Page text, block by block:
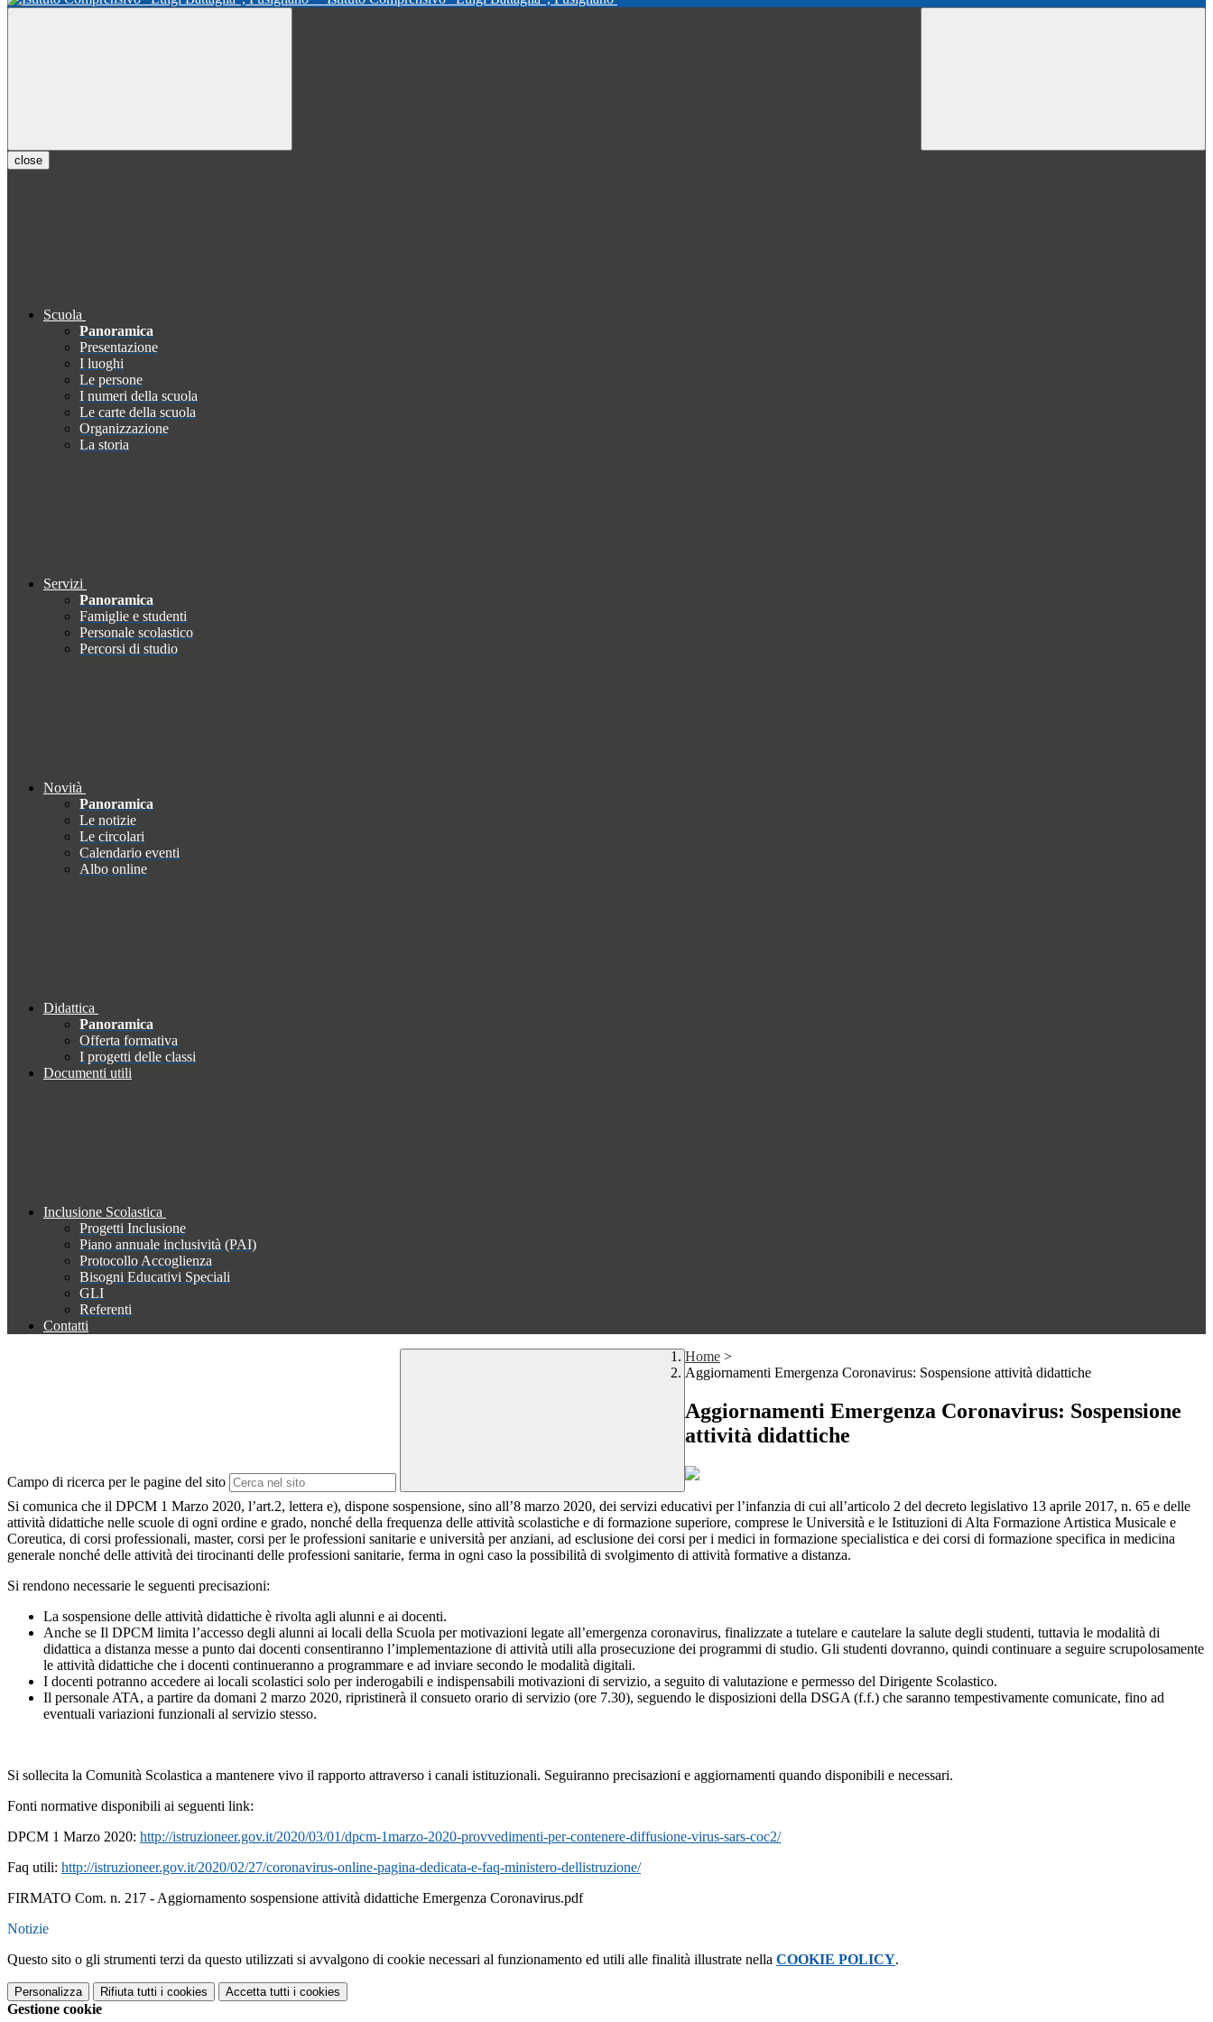
close
Scuola
Panoramica
Presentazione
I luoghi
Le persone
I numeri della scuola
Le carte della scuola
Organizzazione
La storia
Servizi
Panoramica
Famiglie e studenti
Personale scolastico
Percorsi di studio
Novità
Panoramica
Le notizie
Le circolari
Calendario eventi
Albo online
Didattica
Panoramica
Offerta formativa
I progetti delle classi
Documenti utili
Inclusione Scolastica
Progetti Inclusione
Piano annuale inclusività (PAI)
Protocollo Accoglienza
Bisogni Educativi Speciali
GLI
Referenti
Contatti
Campo di ricerca per le pagine del sito
Home >
Aggiornamenti Emergenza Coronavirus: Sospensione attività didattiche
Aggiornamenti Emergenza Coronavirus: Sospensione
attività didattiche
Si comunica che il DPCM 1 Marzo 2020, l’art.2, lettera e), dispone sospensione, sino all’8 marzo 2020, dei servizi educativi per l’infanzia di cui all’articolo 2 del decreto legislativo 13 aprile 2017, n. 65 e delle
attività didattiche nelle scuole di ogni ordine e grado, nonché della frequenza delle attività scolastiche e di formazione superiore, comprese le Università e le Istituzioni di Alta Formazione Artistica Musicale e
Coreutica, di corsi professionali, master, corsi per le professioni sanitarie e università per anziani, ad esclusione dei corsi per i medici in formazione specialistica e dei corsi di formazione specifica in medicina
generale nonché delle attività dei tirocinanti delle professioni sanitarie, ferma in ogni caso la possibilità di svolgimento di attività formative a distanza.
Si rendono necessarie le seguenti precisazioni:
La sospensione delle attività didattiche è rivolta agli alunni e ai docenti.
Anche se Il DPCM limita l’accesso degli alunni ai locali della Scuola per motivazioni legate all’emergenza coronavirus, finalizzate a tutelare e cautelare la salute degli studenti, tuttavia le modalità di
didattica a distanza messe a punto dai docenti consentiranno l’implementazione di attività utili alla prosecuzione dei programmi di studio. Gli studenti dovranno, quindi continuare a seguire scrupolosamente
le attività didattiche che i docenti continueranno a programmare e ad inviare secondo le modalità digitali.
I docenti potranno accedere ai locali scolastici solo per inderogabili e indispensabili motivazioni di servizio, a seguito di valutazione e permesso del Dirigente Scolastico.
Il personale ATA, a partire da domani 2 marzo 2020, ripristinerà il consueto orario di servizio (ore 7.30), seguendo le disposizioni della DSGA (f.f.) che saranno tempestivamente comunicate, fino ad
eventuali variazioni funzionali al servizio stesso.
Si sollecita la Comunità Scolastica a mantenere vivo il rapporto attraverso i canali istituzionali. Seguiranno precisazioni e aggiornamenti quando disponibili e necessari.
Fonti normative disponibili ai seguenti link:
DPCM 1 Marzo 2020: http://istruzioneer.gov.it/2020/03/01/dpcm-1marzo-2020-provvedimenti-per-contenere-diffusione-virus-sars-coc2/
Faq utili: http://istruzioneer.gov.it/2020/02/27/coronavirus-online-pagina-dedicata-e-faq-ministero-dellistruzione/
FIRMATO Com. n. 217 - Aggiornamento sospensione attività didattiche Emergenza Coronavirus.pdf
Notizie
Questo sito o gli strumenti terzi da questo utilizzati si avvalgono di cookie necessari al funzionamento ed utili alle finalità illustrate nella COOKIE POLICY.
Personalizza Rifiuta tutti i cookies Accetta tutti i cookies
Gestione cookie